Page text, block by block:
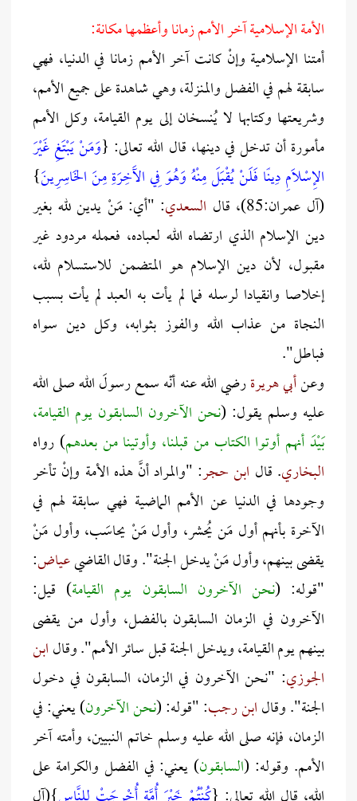
الأمة الإسلامية آخر الأمم زمانا وأعظمها مكانة:
أمتنا الإسلامية وإنْ كانت آخر الأمم زمانا في الدنيا، فهي
سابقة لهم في الفضل والمنزلة، وهي شاهدة على جميع الأمم،
وشريعتها وكتابها لا يُنسخان إلى يوم القيامة، وكل الأمم
مأمورة أن تدخل في دينها، قال الله تعالى: {وَمَنْ يَبْتَغِ غَيْرَ
الإِسْلَامِ دِينًا فَلَنْ يُقْبَلَ مِنْهُ وَهُوَ فِي الآَخِرَةِ مِنَ الخَاسِرِينَ}
(آل عمران:85)، قال
السعدي: "أي: مَنْ يدين لله بغير
دين الإسلام الذي ارتضاه الله لعباده، فعمله مردود غير
مقبول، لأن دين الإسلام هو المتضمن للاستسلام لله،
إخلاصا وانقيادا لرسله فما لم يأت به العبد لم يأت بسبب
النجاة من عذاب الله والفوز بثوابه، وكل دين سواه
فباطل".
وعنأبي هريرةرضي الله عنه أنّه سمع رسولَ الله صلى الله
عليه وسلم يقول: (نحن الآخرون السابقون يوم القيامة،
بَيْدَ أنهم أوتوا الكتاب من قبلنا، وأوتينا من بعدهم) رواه
البخاري. قال ابن حجر: "والمراد أنَّ هذه الأمة وإنْ تأخر
وجودها في الدنيا عن الأمم الماضية فهي سابقة لهم في
الآخرة بأنهم أول مَن يُحشر، وأول مَنْ يحاسَب، وأول مَنْ
يقضى بينهم، وأول مَنْ يدخل الجنة". وقال القاضيعياض:
"قوله: (نحن الآخرون السابقون يوم القيامة) قيل:
الآخرون في الزمان السابقون بالفضل، وأول من يقضى
بينهم يوم القيامة، ويدخل الجنة قبل سائر الأمم". وقالابن
الجوزي: "نحن الآخرون في الزمان، السابقون في دخول
الجنة". وقالابن رجب: "قوله: (نحن الآخرون) يعني: في
الزمان، فإنه صلى الله عليه وسلم خاتم النبيين، وأمته آخر
الأمم. وقوله: (السابقون) يعني: في الفضل والكرامة على